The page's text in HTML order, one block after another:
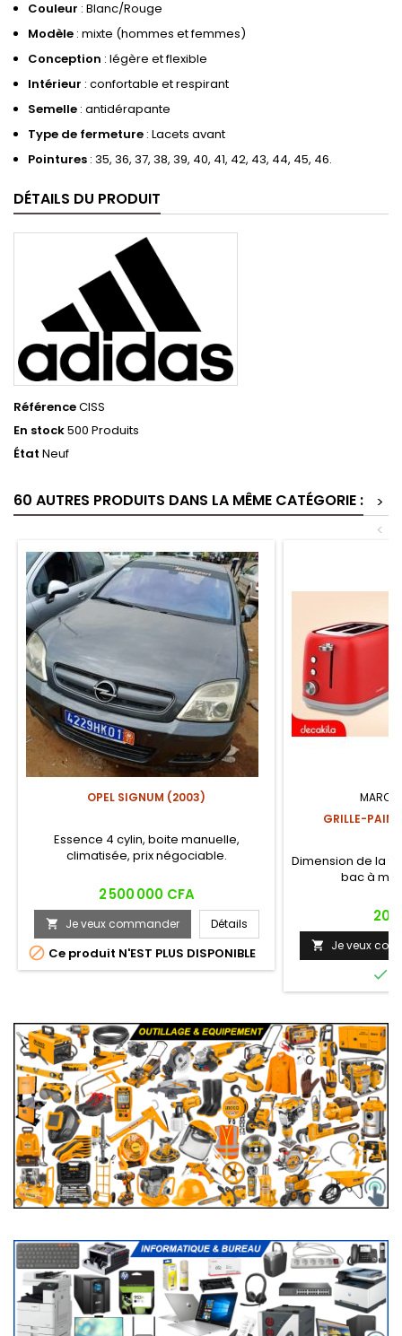
Couleur : Blanc/Rouge
Modèle : mixte (hommes et femmes)
Conception : légère et flexible
Intérieur : confortable et respirant
Semelle : antidérapante
Type de fermeture : Lacets avant
Pointures : 35, 36, 37, 38, 39, 40, 41, 42, 43, 44, 45, 46.
DÉTAILS DU PRODUIT
RéférenceCISS
En stock500 Produits
État Neuf
60 AUTRES PRODUITS DANS LA MÊME CATÉGORIE :
>
<
OPEL SIGNUM (2003)
Essence 4 cylin, boite manuelle,
climatisée, prix négociable.
Prix
2 500 000 CFA
 Je veux commander Détails
 Ce produit N'EST PLUS DISPONIBLE
GRILLE-PAIN
Dimension de la
bac à
Prix
20
 Je veux
